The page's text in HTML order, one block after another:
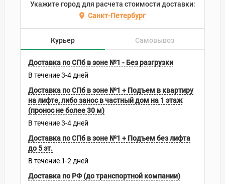
Укажите город для расчета стоимости доставки:
Санкт-Петербург
Курьер Самовывоз
Доставка по СПб в зоне №1 - Без разгрузки
В течение3-4 дней
Доставка по СПб в зоне №1 + Подъем в квартиру
на лифте, либо занос в частный дом на 1 этаж
(пронос не более 30 м)
В течение3-4 дней
Доставка по СПб в зоне №1 + Подъем без лифта
до 5 эт.
В течение 1-2 дней
Доставка по РФ (до транспортной компании)